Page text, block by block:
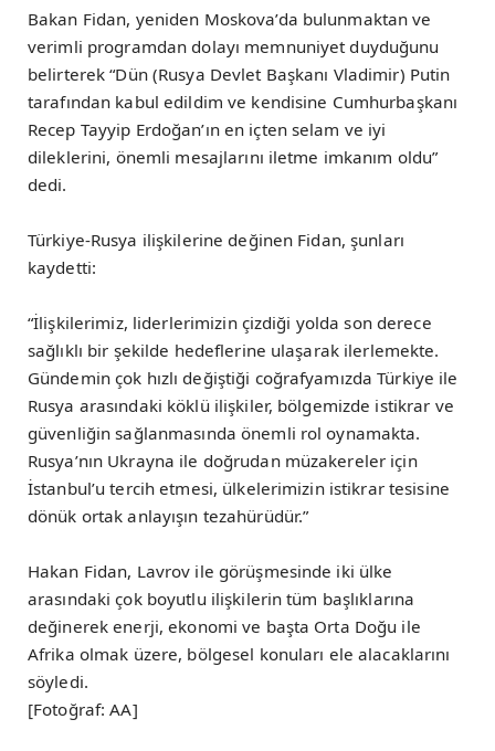
Bakan Fidan, yeniden Moskova’da bulunmaktan ve
verimli programdan dolayı memnuniyet duyduğunu
belirterek “Dün (Rusya Devlet Başkanı Vladimir) Putin
tarafından kabul edildim ve kendisine Cumhurbaşkanı
Recep Tayyip Erdoğan’ın en içten selam ve iyi
dileklerini, önemli mesajlarını iletme imkanım oldu”
dedi.
Türkiye-Rusya ilişkilerine değinen Fidan, şunları
kaydetti:
“İlişkilerimiz, liderlerimizin çizdiği yolda son derece
sağlıklı bir şekilde hedeflerine ulaşarak ilerlemekte.
Gündemin çok hızlı değiştiği coğrafyamızda Türkiye ile
Rusya arasındaki köklü ilişkiler, bölgemizde istikrar ve
güvenliğin sağlanmasında önemli rol oynamakta.
Rusya’nın Ukrayna ile doğrudan müzakereler için
İstanbul’u tercih etmesi, ülkelerimizin istikrar tesisine
dönük ortak anlayışın tezahürüdür.”
Hakan Fidan, Lavrov ile görüşmesinde iki ülke
arasındaki çok boyutlu ilişkilerin tüm başlıklarına
değinerek enerji, ekonomi ve başta Orta Doğu ile
Afrika olmak üzere, bölgesel konuları ele alacaklarını
söyledi.
[Fotoğraf: AA]